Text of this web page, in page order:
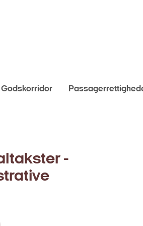
Godskorridor
-